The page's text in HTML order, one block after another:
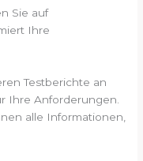
Sie auf
Ihre
Testberichte an
Ihre Anforderungen.
alle Informationen,